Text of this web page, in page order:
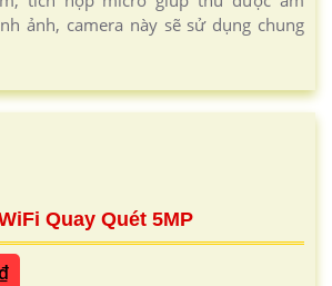
ảnh, camera này sẽ sử dụng chung
Quay Quét 5MP